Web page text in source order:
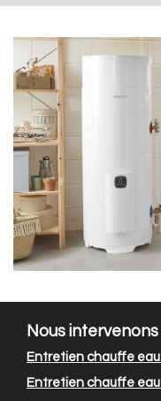
Nous
Entretien chauffe
Entretien chauffe